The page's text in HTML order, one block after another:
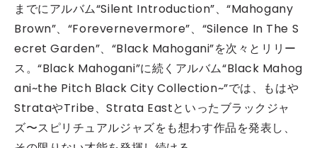
までにアルバム“Silent Introduction”、“Mahogany
Brown”、“Forevernevermore”、“Silence In The S
ecret Garden”、“Black Mahogani”を次々とリリー
ス。“Black Mahogani”に続くアルバム“Black Mahog
ani~the Pitch Black City Collection~”では、もはや
StrataやTribe、Strata Eastといったブラックジャ
ズ〜スピリチュアルジャズをも想わす作品を発表し、